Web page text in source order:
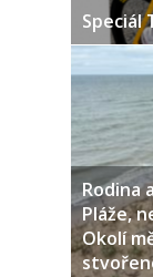
Speciál
Rodina
Pláže,
Okolí